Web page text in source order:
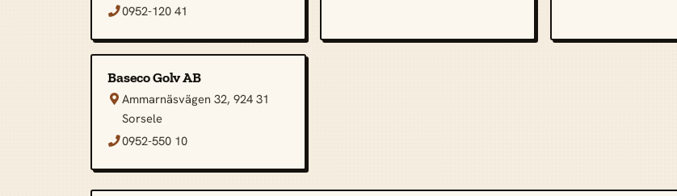
0952-120 41
Baseco Golv AB
 Ammarnäsvägen 32, 924 31
Sorsele
0952-550 10